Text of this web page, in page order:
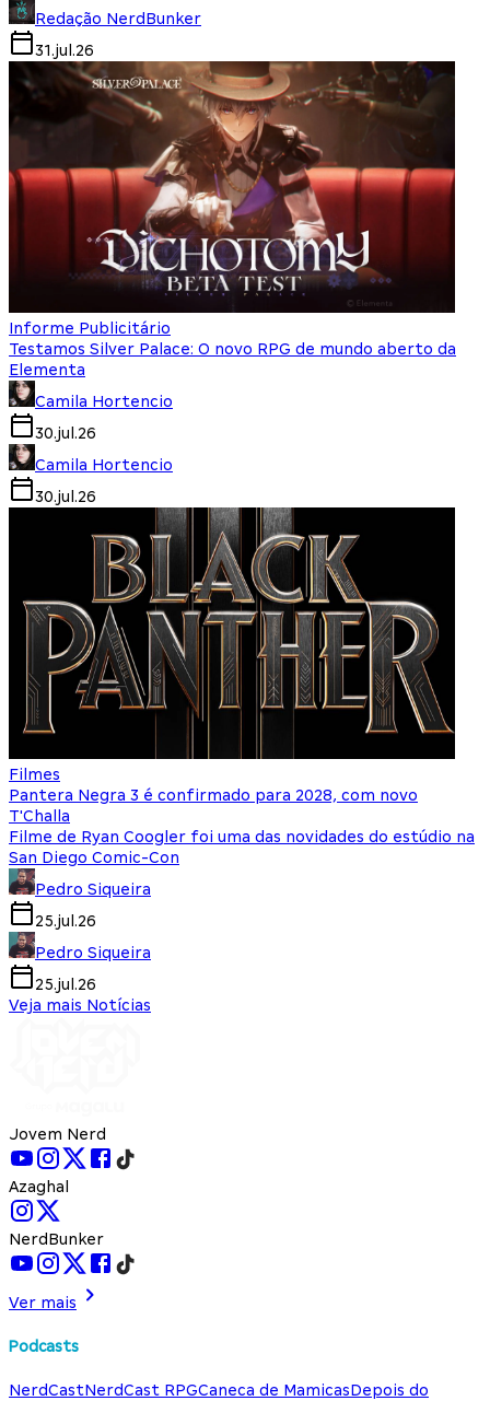
Redação NerdBunker
31.jul.26
Informe Publicitário
Testamos Silver Palace: O novo RPG de mundo aberto da
Elementa
Camila Hortencio
30.jul.26
Camila Hortencio
30.jul.26
Filmes
Pantera Negra 3 é confirmado para 2028, com novo
T'Challa
Filme de Ryan Coogler foi uma das novidades do estúdio na
San Diego Comic-Con
Pedro Siqueira
25.jul.26
Pedro Siqueira
25.jul.26
Veja mais Notícias
Jovem Nerd
Azaghal
NerdBunker
Ver mais
Podcasts
NerdCastNerdCast RPGCaneca de MamicasDepois do